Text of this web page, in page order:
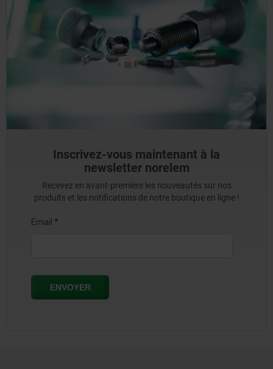
Inscrivez-vous maintenant à la
newsletter norelem
Recevez en avant-première les nouveautés sur nos
produits et les notifications de notre boutique en ligne !